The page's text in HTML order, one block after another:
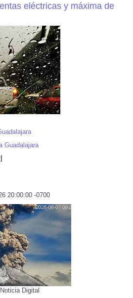
eléctricas y máxima de
Guadalajara
20:00:00 -0700
Digital